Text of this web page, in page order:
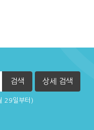
검색 상세 검색
29일부터)